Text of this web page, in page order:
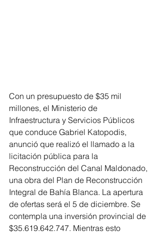
Con un presupuesto de $35 mil
millones, el Ministerio de
Infraestructura y Servicios Públicos
que conduce Gabriel Katopodis,
anunció que realizó el llamado a la
licitación pública para la
Reconstrucción del Canal Maldonado,
una obra del Plan de Reconstrucción
Integral de Bahía Blanca. La apertura
de ofertas será el 5 de diciembre. Se
contempla una inversión provincial de
$35.619.642.747. Mientras esto